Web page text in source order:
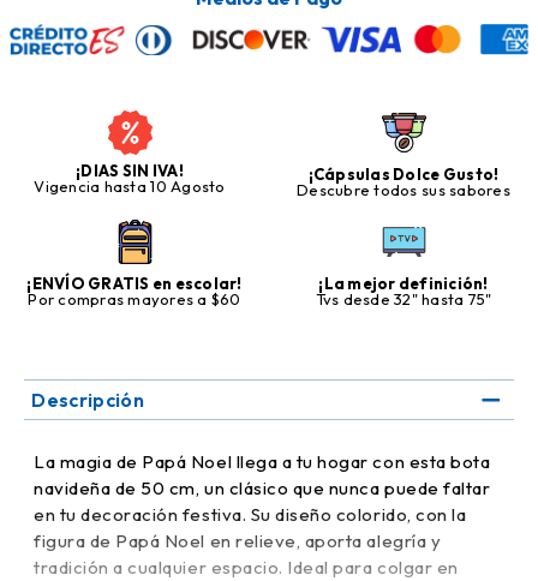
¡DIAS SIN IVA!
Vigencia hasta 10 Agosto
¡Cápsulas Dolce Gusto!
Descubre todos sus sabores
¡ENVÍO GRATIS en escolar!
Por compras mayores a $60
¡La mejor definición!
Tvs desde 32" hasta 75"
Descripción
La magia de Papá Noel llega a tu hogar con esta bota
navideña de 50 cm, un clásico que nunca puede faltar
en tu decoración festiva. Su diseño colorido, con la
figura de Papá Noel en relieve, aporta alegría y
tradición a cualquier espacio. Ideal para colgar en